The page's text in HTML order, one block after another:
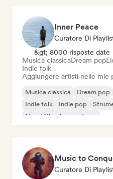
Inner Peace
Curatore Di
&gt; 8000 risposte date
Musica classicaDream pop
Indie folk
Aggiungere artisti nelle mie
Musica classica Dream pop
Indie folk
Indie pop
Neo / Classico moderno
Curatore Di